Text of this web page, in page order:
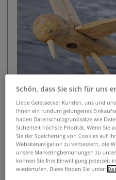
Werkstatt
0
Mit Tipps und Tricks aus der
Schön, dass Sie sich für uns
Liebe Gerstaecker Kunden, uns und
Ihnen ein rundum gelungenes
haben Datenschutzgrundsätze wie
Sicherheit höchste Priorität. Wenn Sie
Sie der Speicherung von Cookies auf
Websitenavigation zu verbessern, die
unsere Marketingbemühungen zu
können Sie Ihre Einwilligung jederzeit
wiederrufen. Diese finden Sie unter